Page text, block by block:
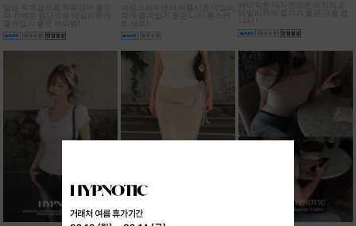
[MADE:자체제작]캡소매 크롭
반팔 티셔츠[숏/롱ver]
[MADE:자체제작]폴딩 언발
롱스커트
[MADE:자체제작]여리 셔링
오프숄더 티셔츠